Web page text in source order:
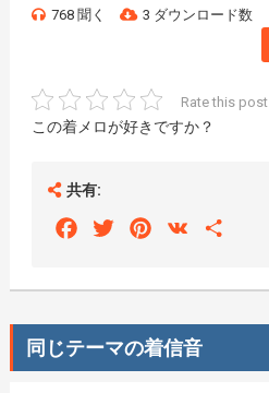
768 聞く 3 ダウンロード数
Rate this post
この着メロが好きですか？
共有:
FacebookTwitterPinterest
VK
同じテーマの着信音